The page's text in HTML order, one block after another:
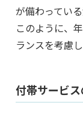
が備わってい
このように、
ランスを考慮
付帯サービ